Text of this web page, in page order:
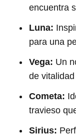
encuentra
Luna:
para una
Vega: Un
de
Cometa:
travieso
Sirius: